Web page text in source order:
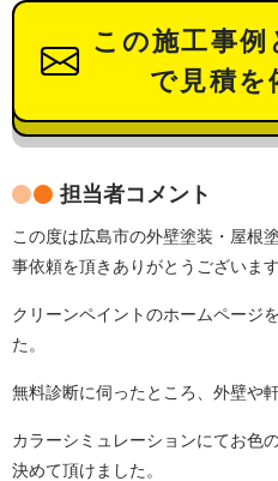
この施工事
で見積を
担当者コメント
この度は広島市の外壁塗装・屋根
事依頼を頂きありがとうございます
クリーンペイントのホームページ
た。
無料診断に伺ったところ、外壁や
カラーシミュレーションにてお色
決めて頂けました。